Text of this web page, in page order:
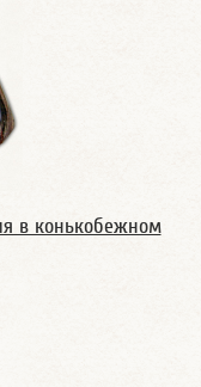
в конькобежном